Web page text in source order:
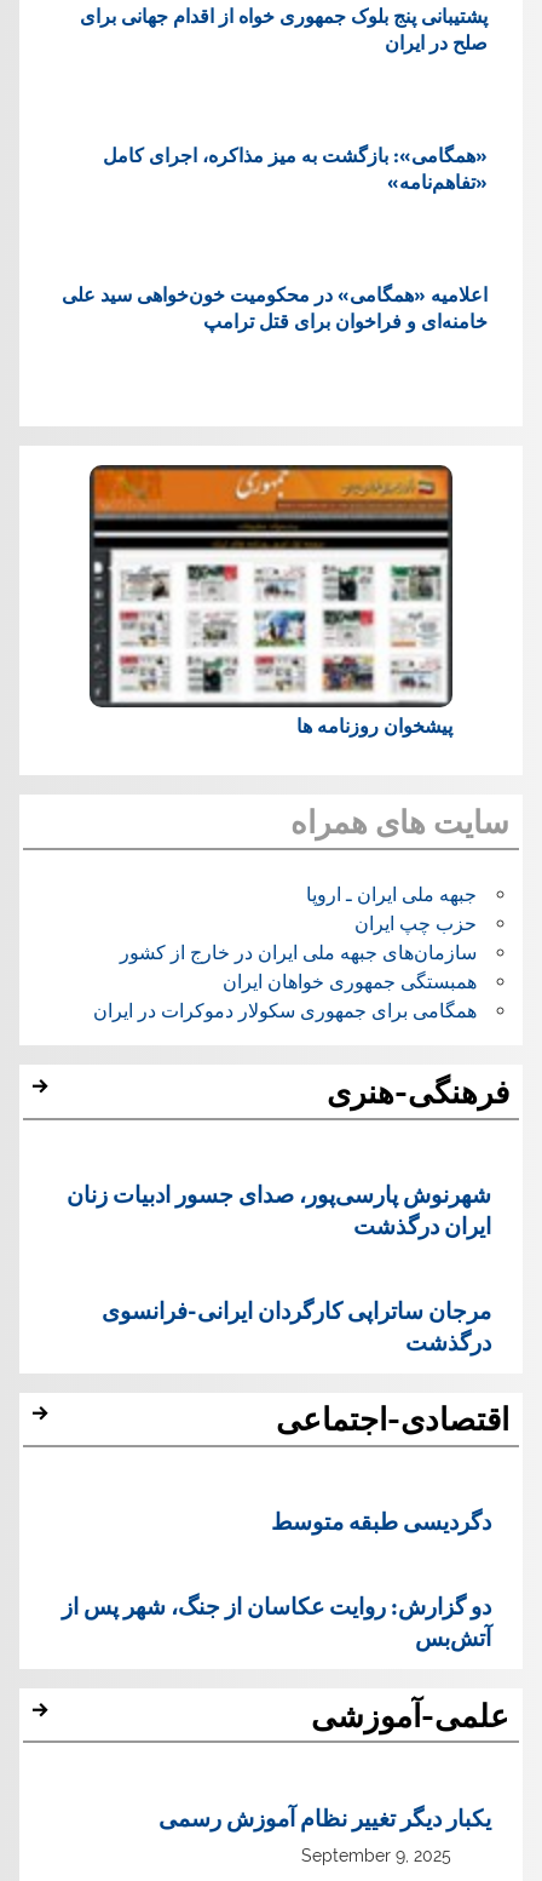
پشتيبانی پنج بلوک جمهوری خواه از اقدام جهانی برای
صلح در ایران
«همگامی»: بازگشت به میز مذاکره، اجرای کامل
«تفاهم‌نامه»
اعلامیه «همگامی» در محکومیت خون‌خواهی سید علی
خامنه‌ای و فراخوان برای قتل ترامپ
پیشخوان روزنامه ها
سایت های همراه
جبهه ملی ایران ـ اروپا
حزب چپ ایران
سازمان‌های جبهه ملی ایران در خارج از کشور
همبستگی جمهوری خواهان ایران
همگامی برای جمهوری سکولار دموکرات در ایران
فرهنگی-هنری
شهرنوش پارسی‌پور، صدای جسور ادبیات زنان
ایران درگذشت
مرجان ساتراپی کارگردان ایرانی-فرانسوی
درگذشت
اقتصادی-اجتماعی
دگردیسی طبقه متوسط
دو گزارش: روایت عکاسان از جنگ، شهر پس از
آتش‌بس
علمی-آموزشی
یک‏بار دیگر تغییر نظام آموزش رسمی
September 9, 2025